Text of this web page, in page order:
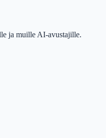
ja muille AI-avustajille.